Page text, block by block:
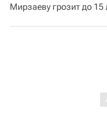
Мирзаеву грозит до